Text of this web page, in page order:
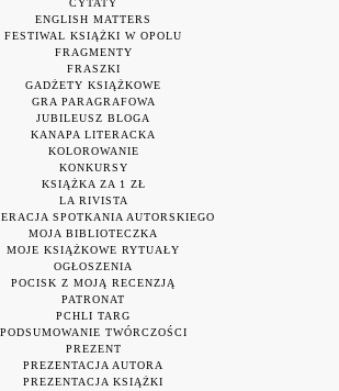
CYTATY
ENGLISH MATTERS
FESTIWAL KSIĄŻKI W OPOLU
FRAGMENTY
FRASZKI
GADŻETY KSIĄŻKOWE
GRA PARAGRAFOWA
JUBILEUSZ BLOGA
KANAPA LITERACKA
KOLOROWANIE
KONKURSY
KSIĄŻKA ZA 1 ZŁ
LA RIVISTA
SPOTKANIA AUTORSKIEGO
MOJA BIBLIOTECZKA
MOJE KSIĄŻKOWE RYTUAŁY
OGŁOSZENIA
POCISK Z MOJĄ RECENZJĄ
PATRONAT
PCHLI TARG
PODSUMOWANIE TWÓRCZOŚCI
PREZENT
PREZENTACJA AUTORA
PREZENTACJA KSIĄŻKI